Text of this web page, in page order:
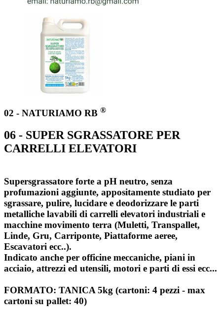
02 - NATURIAMO RB ®
06 - SUPER SGRASSATORE PER
CARRELLI ELEVATORI
Supersgrassatore forte a pH neutro, senza
profumazioni aggiunte, appositamente studiato per
sgrassare, pulire, lucidare e deodorizzare le parti
metalliche lavabili di carrelli elevatori industriali e
macchine movimento terra (Muletti, Transpallet,
Linde, Gru, Carriponte, Piattaforme aeree,
Escavatori ecc..).
Indicato anche per officine meccaniche, piani in
acciaio, attrezzi ed utensili, motori e parti di essi ecc...
FORMATO: TANICA 5kg (cartoni: 4 pezzi - max
cartoni su pallet: 40)